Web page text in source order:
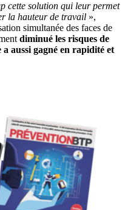
cette solution qui leur permet
la hauteur de travail »,
simultanée des faces de
diminué les risques de
aussi gagné en rapidité et